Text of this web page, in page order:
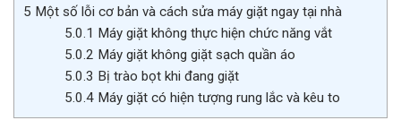
5 Một số lỗi cơ bản và cách sửa máy giặt ngay tại nhà
5.0.1 Máy giặt không thực hiện chức năng vắt
5.0.2 Máy giặt không giặt sạch quần áo
5.0.3 Bị trào bọt khi đang giặt
5.0.4Máy giặt có hiện tượng rung lắc và kêu to